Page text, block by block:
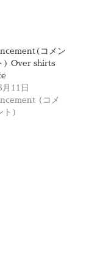
コメン
) Over shirts
11日
(コメ
ト)